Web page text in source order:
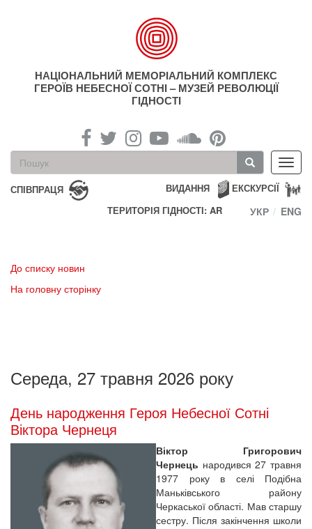
НАЦІОНАЛЬНИЙ МЕМОРІАЛЬНИЙ КОМПЛЕКС
ГЕРОЇВ НЕБЕСНОЇ СОТНІ – МУЗЕЙ РЕВОЛЮЦІЇ
ГІДНОСТІ
Пошукова
форма
Пошук
СПІВПРАЦЯ ЕКСКУРСІЇ
ВИДАННЯ
ТЕРИТОРІЯ ГІДНОСТІ: AR
УКР ENG
До списку новин
На головну сторінку
Середа, 27 травня 2026 року
День народження Героя Небесної Сотні
Віктора Чернеця
Віктор Григорович
Чернець народився 27 травня
1977 року в селі Подібна
Маньківського району
Черкаської області. Мав старшу
сестру. Після закінчення школи